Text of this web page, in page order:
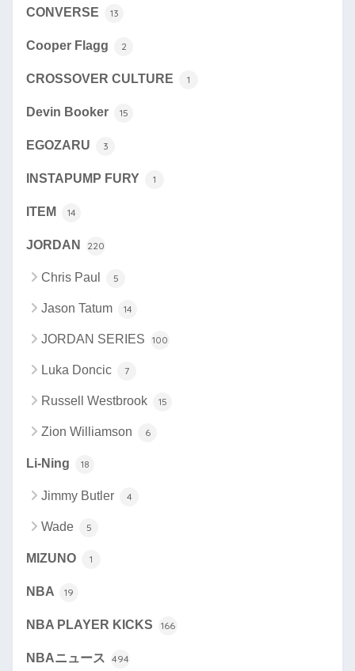
CONVERSE 13
Cooper Flagg 2
CROSSOVER CULTURE 1
Devin Booker 15
EGOZARU 3
INSTAPUMP FURY 1
ITEM 14
JORDAN 220
Chris Paul 5
Jason Tatum 14
JORDAN SERIES 100
Luka Doncic 7
Russell Westbrook 15
Zion Williamson 6
Li-Ning 18
Jimmy Butler 4
Wade 5
MIZUNO 1
NBA 19
NBA PLAYER KICKS 166
NBAニュース 494